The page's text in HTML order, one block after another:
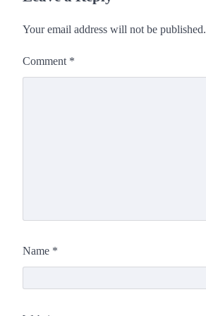
Your email address will not be published.
Comment *
Name *